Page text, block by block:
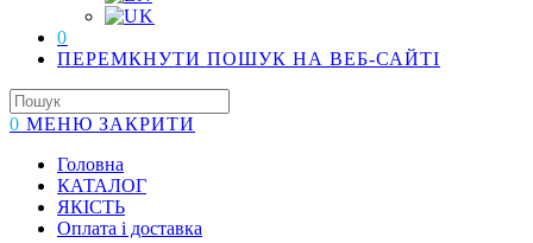
0
ПЕРЕМКНУТИ ПОШУК НА ВЕБ-САЙТІ
0 МЕНЮ ЗАКРИТИ
Головна
КАТАЛОГ
ЯКІСТЬ
Оплата і доставка